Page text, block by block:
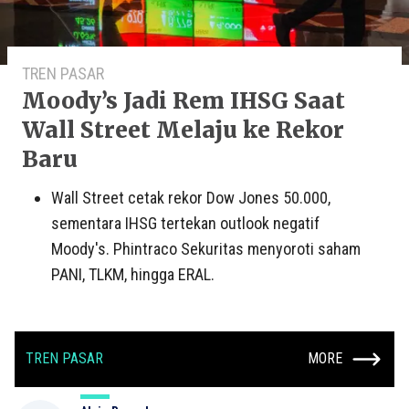
TREN PASAR
Moody’s Jadi Rem IHSG Saat
Wall Street Melaju ke Rekor
Baru
Wall Street cetak rekor Dow Jones 50.000,
sementara IHSG tertekan outlook negatif
Moody's. Phintraco Sekuritas menyoroti saham
PANI, TLKM, hingga ERAL.
TREN PASAR MORE